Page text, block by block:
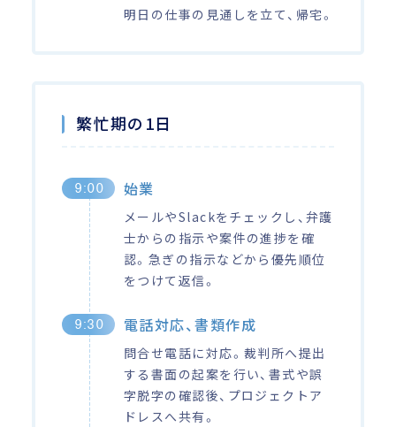
明日の仕事の見通しを立て、帰宅。
繁忙期の1日
9:00 始業
メールやSlackをチェックし、弁護
士からの指示や案件の進捗を確
認。急ぎの指示などから優先順位
をつけて返信。
9:30 電話対応、書類作成
問合せ電話に対応。裁判所へ提出
する書面の起案を行い、書式や誤
字脱字の確認後、プロジェクトア
ドレスへ共有。